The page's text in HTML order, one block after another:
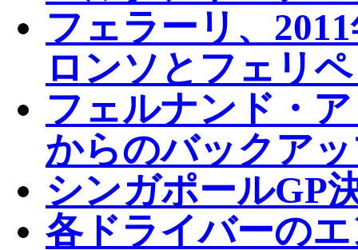
フェラーリ、
ロンソとフェリ
フェルナンド・
からのバックア
シンガポールGP
各ドライバーの